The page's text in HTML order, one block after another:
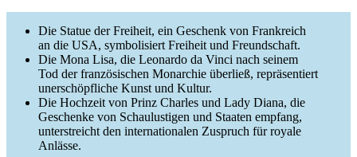
Die Statue der Freiheit, ein Geschenk von Frankreich
an die USA, symbolisiert Freiheit und Freundschaft.
Die Mona Lisa, die Leonardo da Vinci nach seinem
Tod der französischen Monarchie überließ, repräsentiert
unerschöpfliche Kunst und Kultur.
Die Hochzeit von Prinz Charles und Lady Diana, die
Geschenke von Schaulustigen und Staaten empfang,
unterstreicht den internationalen Zuspruch für royale
Anlässe.